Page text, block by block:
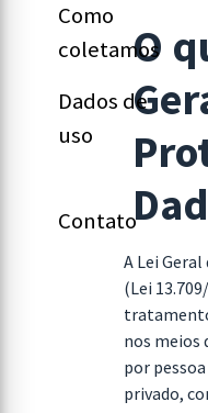
Como
coletamos
Dados de
uso
Contato
O
A Lei
(Lei
nos meios
por
privado,